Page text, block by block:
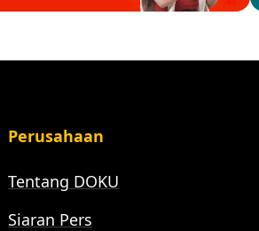
Perusahaan
Tentang DOKU
Siaran Pers